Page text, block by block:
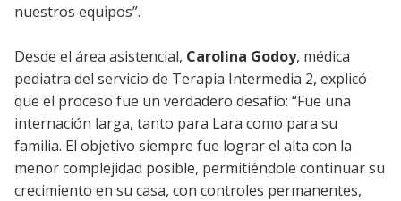
nuestros equipos”.
Desde el área asistencial, Carolina Godoy, médica
pediatra del servicio de Terapia Intermedia 2, explicó
que el proceso fue un verdadero desafío: “Fue una
internación larga, tanto para Lara como para su
familia. El objetivo siempre fue lograr el alta con la
menor complejidad posible, permitiéndole continuar su
crecimiento en su casa, con controles permanentes,